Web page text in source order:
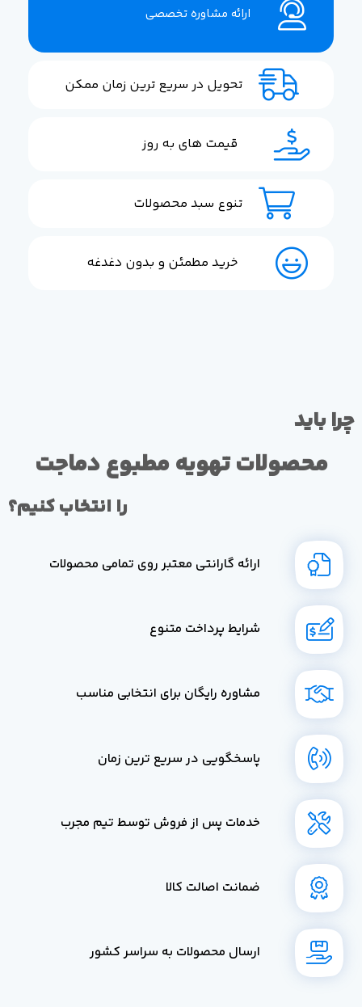
ارائه مشاوره تخصصی
تحویل در سریع ترین زمان ممکن
قیمت های به روز
تنوع سبد محصولات
خرید مطمئن و بدون دغدغه
چرا باید
محصولات تهویه مطبوع دماجت
را انتخاب کنیم؟
ارائه گارانتی معتبر روی تمامی محصولات
شرایط پرداخت متنوع
مشاوره رایگان برای انتخابی مناسب
پاسخگویی در سریع ترین زمان
خدمات پس از فروش توسط تیم مجرب
ضمانت اصالت کالا
ارسال محصولات به سراسر کشور